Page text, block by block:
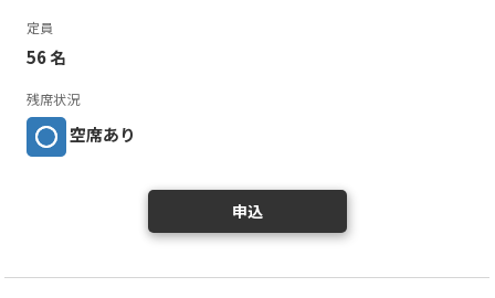
定員
56 名
残席状況
空席あり
申込